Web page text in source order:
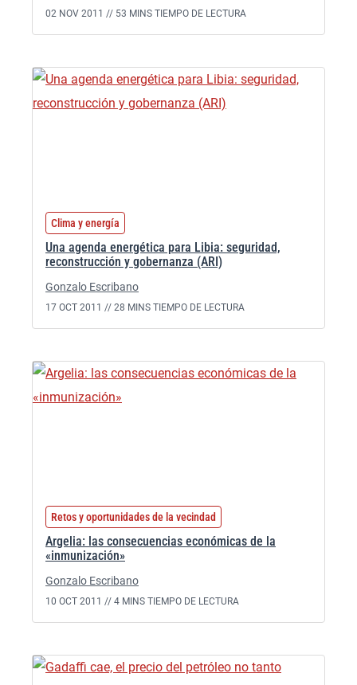
02 NOV 2011 // 53 MINS TIEMPO DE LECTURA
Clima y energía
Una agenda energética para Libia: seguridad,
reconstrucción y gobernanza (ARI)
Gonzalo Escribano
17 OCT 2011 // 28 MINS TIEMPO DE LECTURA
Retos y oportunidades de la vecindad
Argelia: las consecuencias económicas de la
«inmunización»
Gonzalo Escribano
10 OCT 2011 // 4 MINS TIEMPO DE LECTURA